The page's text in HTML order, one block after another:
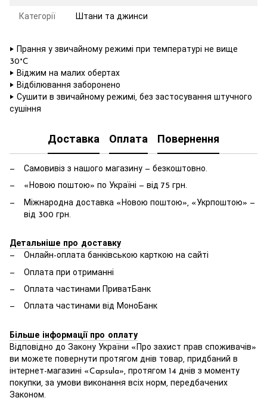
Категорії Штани та джинси
‣ Прання у звичайному режимі при температурі не вище
30°C
‣ Віджим на малих обертах
‣ Відбілювання заборонено
‣ Сушити в звичайному режимі, без застосування штучного
сушіння
Доставка Оплата Повернення
Самовивіз з нашого магазину — безкоштовно.
«Новою поштою» по Україні — від 75 грн.
Міжнародна доставка «Новою поштою», «Укрпоштою» —
від 300 грн.
Детальніше про доставку
Онлайн-оплата банківською карткою на сайті
Оплата при отриманні
Оплата частинами ПриватБанк
Оплата частинами від МоноБанк
Більше інформації про оплату
Відповідно до Закону України «Про захист прав споживачів»
ви можете повернути протягом днів товар, придбаний в
інтернет-магазині «Capsula», протягом 14 днів з моменту
покупки, за умови виконання всіх норм, передбачених
Законом.